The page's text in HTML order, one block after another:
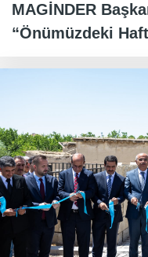
MAGİNDER
“Önümüzdeki